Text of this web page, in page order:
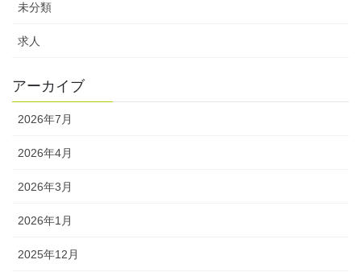
未分類
求人
アーカイブ
2026年7月
2026年4月
2026年3月
2026年1月
2025年12月